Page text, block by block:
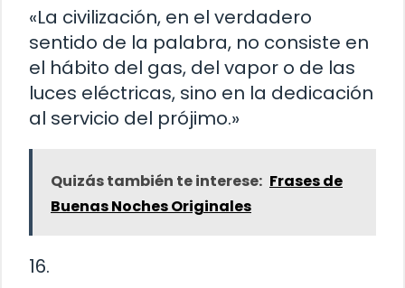
«La civilización, en el verdadero
sentido de la palabra, no consiste en
el hábito del gas, del vapor o de las
luces eléctricas, sino en la dedicación
al servicio del prójimo.»
Quizás también te interese: Frases de
Buenas Noches Originales
16.